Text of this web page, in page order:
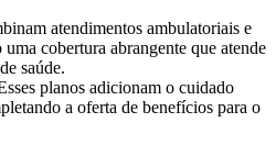
atendimentos ambulatoriais e
cobertura abrangente que atende
saúde.
planos adicionam o cuidado
a oferta de benefícios para o